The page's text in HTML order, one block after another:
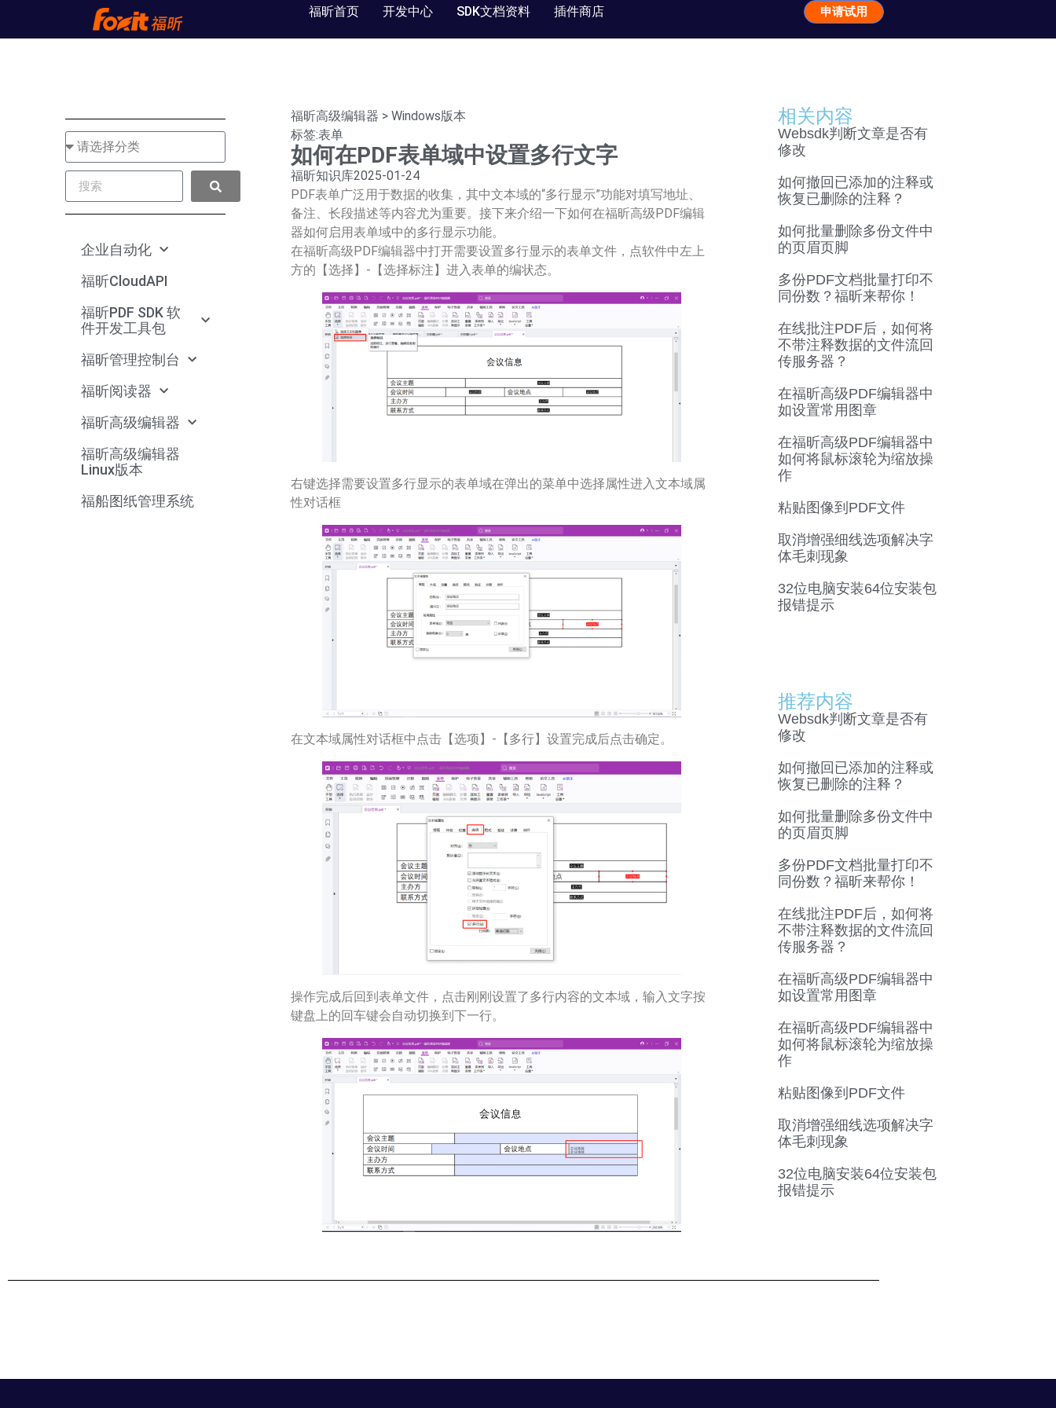
福昕首页 开发中心 SDK文档资料 插件商店 申请试用
企业自动化
福昕CloudAPI
福昕PDF SDK 软
件开发工具包
福昕管理控制台
福昕阅读器
福昕高级编辑器
福昕高级编辑器
Linux版本
福船图纸管理系统
福昕高级编辑器 > Windows版本
标签:表单
如何在PDF表单域中设置多行文字
福昕知识库2025-01-24
PDF表单广泛用于数据的收集，其中文本域的“多行显示”功能对填写地址、
备注、长段描述等内容尤为重要。接下来介绍一下如何在福昕高级PDF编辑
器如何启用表单域中的多行显示功能。
在福昕高级PDF编辑器中打开需要设置多行显示的表单文件，点软件中左上
方的【选择】-【选择标注】进入表单的编状态。
右键选择需要设置多行显示的表单域在弹出的菜单中选择属性进入文本域属
性对话框
在文本域属性对话框中点击【选项】-【多行】设置完成后点击确定。
操作完成后回到表单文件，点击刚刚设置了多行内容的文本域，输入文字按
键盘上的回车键会自动切换到下一行。
相关内容
Websdk判断文章是否有
修改
如何撤回已添加的注释或
恢复已删除的注释？
如何批量删除多份文件中
的页眉页脚
多份PDF文档批量打印不
同份数？福昕来帮你！
在线批注PDF后，如何将
不带注释数据的文件流回
传服务器？
在福昕高级PDF编辑器中
如设置常用图章
在福昕高级PDF编辑器中
如何将鼠标滚轮为缩放操
作
粘贴图像到PDF文件
取消增强细线选项解决字
体毛刺现象
32位电脑安装64位安装包
报错提示
推荐内容
Websdk判断文章是否有
修改
如何撤回已添加的注释或
恢复已删除的注释？
如何批量删除多份文件中
的页眉页脚
多份PDF文档批量打印不
同份数？福昕来帮你！
在线批注PDF后，如何将
不带注释数据的文件流回
传服务器？
在福昕高级PDF编辑器中
如设置常用图章
在福昕高级PDF编辑器中
如何将鼠标滚轮为缩放操
作
粘贴图像到PDF文件
取消增强细线选项解决字
体毛刺现象
32位电脑安装64位安装包
报错提示